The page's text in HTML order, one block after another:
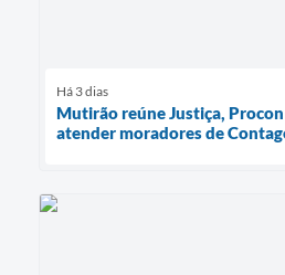
Há 3 dias
Mutirão reúne Justiça,
atender moradores de